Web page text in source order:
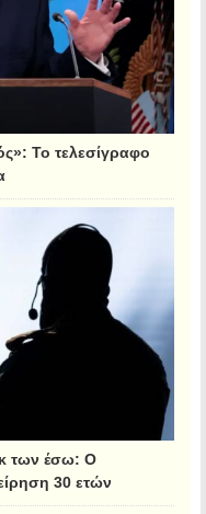
Το τελεσίγραφο
των έσω: Ο
30 ετών